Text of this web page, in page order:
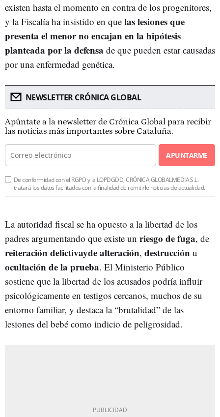
existen hasta el momento en contra de los progenitores,
y la Fiscalía ha insistido en que las lesiones que
presenta el menor no encajan en la hipótesis
planteada por la defensa de que pueden estar causadas
por una enfermedad genética.
NEWSLETTER CRÓNICA GLOBAL
Apúntate a la newsletter de Crónica Global para recibir
las noticias más importantes sobre Cataluña.
APUNTARME
De conformidad con el RGPD y la LOPDGDD, CRÓNICA GLOBALMEDIA S.L.
tratará los datos facilitados con la finalidad de remitirle noticias de actualidad.
La autoridad fiscal se ha opuesto a la libertad de los
padres argumentando que existe un riesgo de fuga, de
reiteración delictivayde alteración, destrucción u
ocultación de la prueba. El Ministerio Público
sostiene que la libertad de los acusados podría influir
psicológicamente en testigos cercanos, muchos de su
entorno familiar, y destaca la “brutalidad” de las
lesiones del bebé como indicio de peligrosidad.